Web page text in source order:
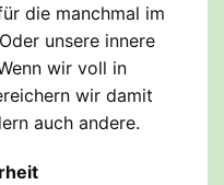
die manchmal im
unsere innere
wir voll in
wir damit
auch andere.